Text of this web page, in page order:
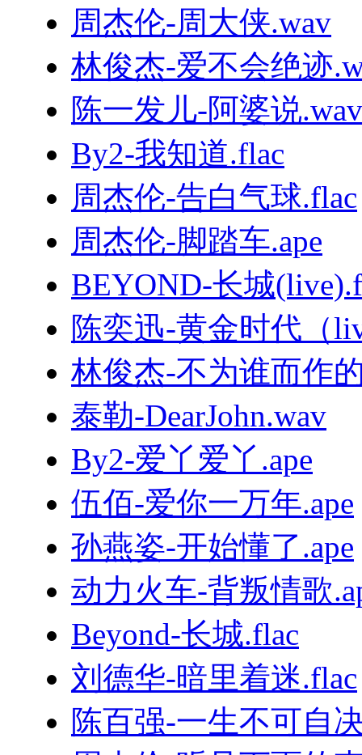
周杰伦-周大侠.wav
林俊杰-爱不会绝迹
陈一发儿-阿婆说.wav
By2-我知道.flac
周杰伦-告白气球.flac
周杰伦-脚踏车.ape
BEYOND-长城
陈奕迅-黄金时代（
林俊杰-不为谁而作
泰勒-DearJohn.wav
By2-爱丫爱丫.ape
伍佰-爱你一万年.ape
孙燕姿-开始懂了.ape
动力火车-背叛情歌
Beyond-长城.flac
刘德华-暗里着迷.flac
陈百强-一生不可自